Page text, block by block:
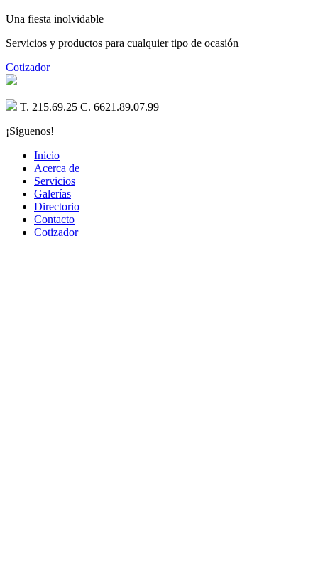
Una fiesta inolvidable
Servicios y productos para cualquier tipo de ocasión
Cotizador
T. 215.69.25 C. 6621.89.07.99
¡Síguenos!
Inicio
Acerca de
Servicios
Galerías
Directorio
Contacto
Cotizador